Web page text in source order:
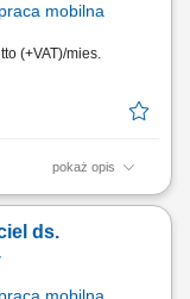
praca mobilna
(+VAT)/mies.
pokaż opis
obszarze, sprzedaż
utrzymywanie
założonych
ds.